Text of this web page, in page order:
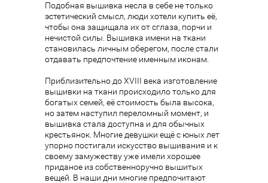
Подобная вышивка несла в себе не только
эстетический смысл, люди хотели купить её,
чтобы она защищала их от сглаза, порчи и
нечистой силы. Вышивка имени на ткани
становилась личным оберегом, после стали
отдавать предпочтение именным иконам.
Приблизительно до XVIII века изготовление
вышивки на ткани происходило только для
богатых семей, её стоимость была высока,
но затем наступил переломный момент, и
вышивка стала доступна и для обычных
крестьянок. Многие девушки ещё с юных лет
упорно постигали искусство вышивания и к
своему замужеству уже имели хорошее
приданое из собственноручно вышитых
вещей. В наши дни многие предпочитают